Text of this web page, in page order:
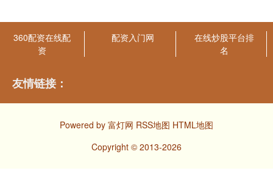
360配资在线配
资
配资入门网
在线炒股平台排
名
友情链接：
Powered by 富灯网 RSS地图 HTML地图
Copyright © 2013-2026